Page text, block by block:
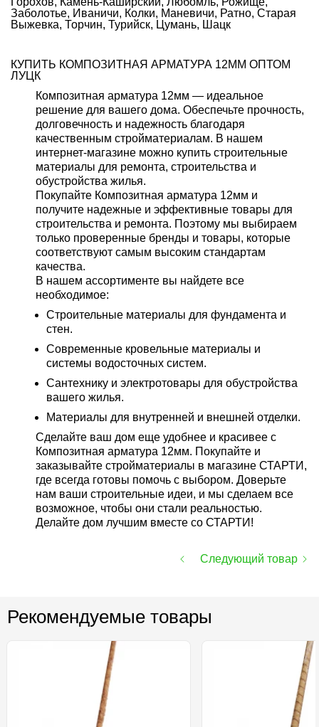
Заболотье, Иваничи, Колки, Маневичи, Ратно, Старая
Выжевка, Торчин, Турийск, Цумань, Шацк
КУПИТЬ КОМПОЗИТНАЯ АРМАТУРА 12ММ ОПТОМ
ЛУЦК
Композитная арматура 12мм — идеальное
решение для вашего дома. Обеспечьте прочность,
долговечность и надежность благодаря
качественным стройматериалам. В нашем
интернет-магазине можно купить строительные
материалы для ремонта, строительства и
обустройства жилья.
Покупайте Композитная арматура 12мм и
получите надежные и эффективные товары для
строительства и ремонта. Поэтому мы выбираем
только проверенные бренды и товары, которые
соответствуют самым высоким стандартам
качества.
В нашем ассортименте вы найдете все
необходимое:
Строительные материалы для фундамента и
стен.
Современные кровельные материалы и
системы водосточных систем.
Сантехнику и электротовары для обустройства
вашего жилья.
Материалы для внутренней и внешней отделки.
Сделайте ваш дом еще удобнее и красивее с
Композитная арматура 12мм. Покупайте и
заказывайте стройматериалы в магазине СТАРТИ,
где всегда готовы помочь с выбором. Доверьте
нам ваши строительные идеи, и мы сделаем все
возможное, чтобы они стали реальностью.
Делайте дом лучшим вместе со СТАРТИ!
Следующий товар
Рекомендуемые товары